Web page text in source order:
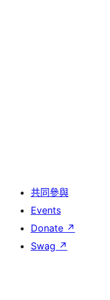
共同參與
Events
Donate ↗
Swag ↗